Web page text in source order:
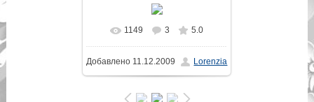
В реальном размере
600x459/ 79.6Kb
1149 3 5.0
Добавлено 11.12.2009 Lorenzia